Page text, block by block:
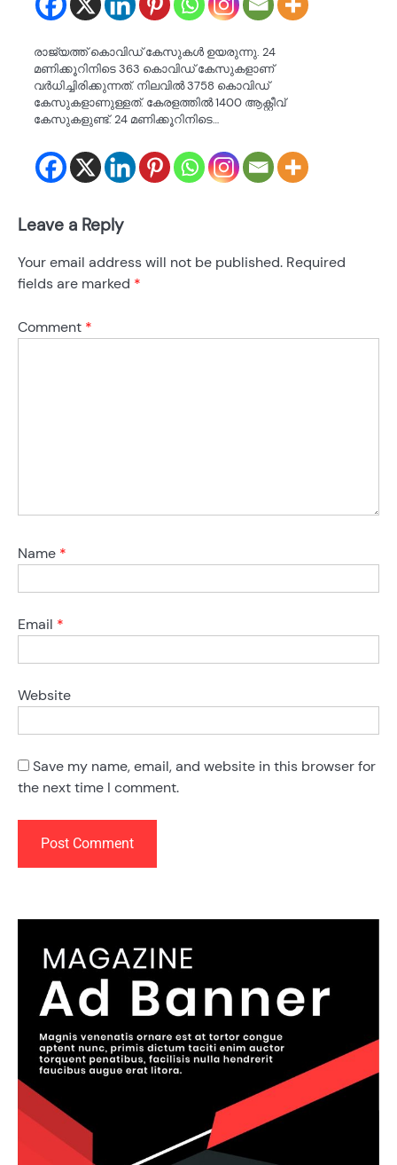
രാജ്യത്ത് കൊവിഡ് കേസുകൾ ഉയരുന്നു. 24
മണിക്കൂറിനിടെ 363 കൊവിഡ് കേസുകളാണ്
വർധിച്ചിരിക്കുന്നത്. നിലവിൽ 3758 കൊവിഡ്
കേസുകളാണുള്ളത്. കേരളത്തിൽ 1400 ആക്റ്റീവ്
കേസുകളുണ്ട്. 24 മണിക്കൂറിനിടെ…
Leave a Reply
Your email address will not be published. Required
fields are marked *
Comment *
Name *
Email *
Website
Save my name, email, and website in this browser for
the next time I comment.